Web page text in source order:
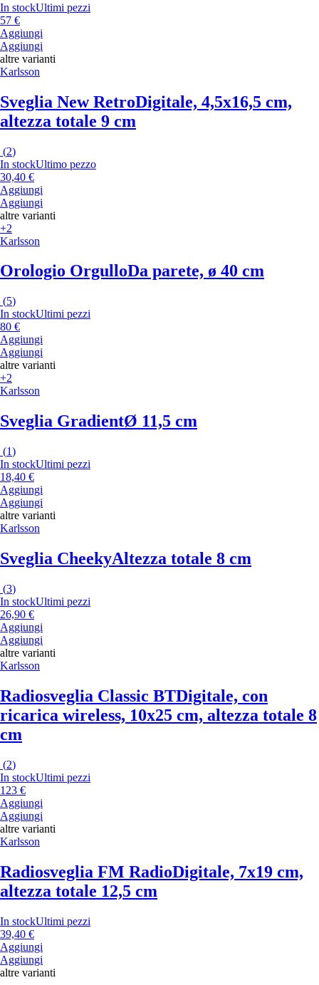
In stockUltimi pezzi
57 €
Aggiungi
Aggiungi
altre varianti
Karlsson
Sveglia New RetroDigitale, 4,5x16,5 cm,
altezza totale 9 cm
(2)
In stockUltimo pezzo
30,40 €
Aggiungi
Aggiungi
altre varianti
+2
Karlsson
Orologio OrgulloDa parete, ø 40 cm
(5)
In stockUltimi pezzi
80 €
Aggiungi
Aggiungi
altre varianti
+2
Karlsson
Sveglia GradientØ 11,5 cm
(1)
In stockUltimi pezzi
18,40 €
Aggiungi
Aggiungi
altre varianti
Karlsson
Sveglia CheekyAltezza totale 8 cm
(3)
In stockUltimi pezzi
26,90 €
Aggiungi
Aggiungi
altre varianti
Karlsson
Radiosveglia Classic BTDigitale, con
ricarica wireless, 10x25 cm, altezza totale 8
cm
(2)
In stockUltimi pezzi
123 €
Aggiungi
Aggiungi
altre varianti
Karlsson
Radiosveglia FM RadioDigitale, 7x19 cm,
altezza totale 12,5 cm
In stockUltimi pezzi
39,40 €
Aggiungi
Aggiungi
altre varianti